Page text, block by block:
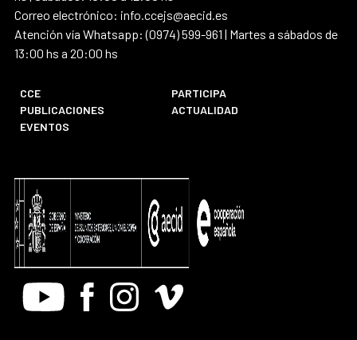
Correo electrónico: info.ccejs@aecid.es
Atención vía Whatsapp: (0974) 599-961 | Martes a sábados de
13:00 hs a 20:00 hs
CCE
PARTICIPA
PUBLICACIONES
ACTUALIDAD
EVENTOS
Youtube FacebookInstagram
Vimeo